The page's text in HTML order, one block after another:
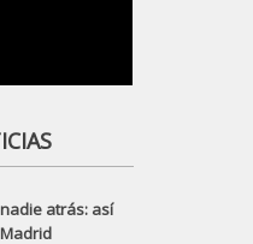
atrás: así